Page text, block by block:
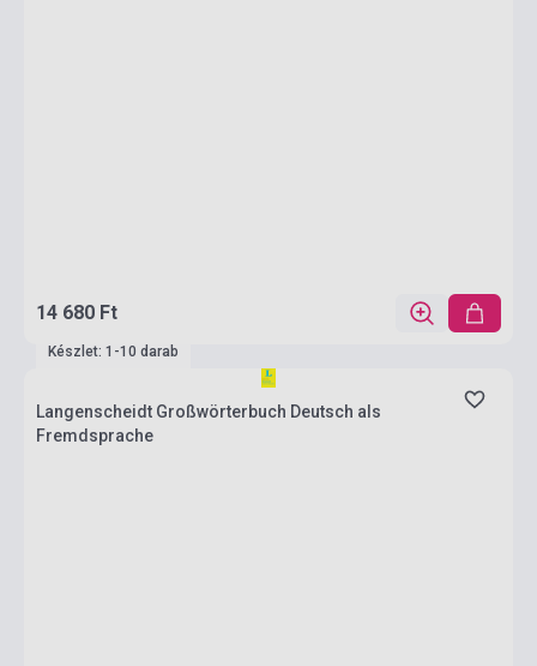
14 680 Ft
Készlet: 1-10 darab
Langenscheidt Großwörterbuch Deutsch als
Fremdsprache